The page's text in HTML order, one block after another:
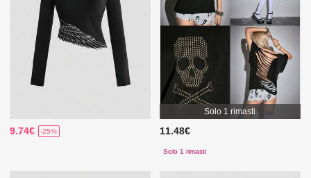
9.74€ -25%
Solo 1 rimasti
11.48€
Solo 1 rimasti